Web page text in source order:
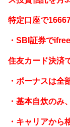
特定口座で
・SBI証券で
住友カード決済
・ボーナスは全
・基本自炊のみ
・キャリアから